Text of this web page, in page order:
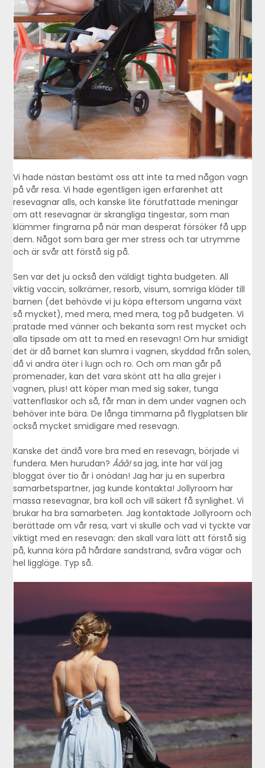
Vi hade nästan bestämt oss att inte ta med någon vagn
på vår resa. Vi hade egentligen igen erfarenhet att
resevagnar alls, och kanske lite förutfattade meningar
om att resevagnar är skrangliga tingestar, som man
klämmer fingrarna på när man desperat försöker få upp
dem. Något som bara ger mer stress och tar utrymme
och är svår att förstå sig på.
Sen var det ju också den väldigt tighta budgeten. All
viktig vaccin, solkrämer, resorb, visum, somriga kläder till
barnen (det behövde vi ju köpa eftersom ungarna växt
så mycket), med mera, med mera, tog på budgeten. Vi
pratade med vänner och bekanta som rest mycket och
alla tipsade om att ta med en resevagn! Om hur smidigt
det är då barnet kan slumra i vagnen, skyddad från solen,
då vi andra äter i lugn och ro. Och om man går på
promenader, kan det vara skönt att ha alla grejer i
vagnen, plus! att köper man med sig saker, tunga
vattenflaskor och så, får man in dem under vagnen och
behöver inte bära. De långa timmarna på flygplatsen blir
också mycket smidigare med resevagn.
Kanske det ändå vore bra med en resevagn, började vi
fundera. Men hurudan?Ååå!sa jag, inte har väl jag
bloggat över tio år i onödan! Jag har ju en superbra
samarbetspartner, jag kunde kontakta! Jollyroom har
massa resevagnar, bra koll och vill säkert få synlighet. Vi
brukar ha bra samarbeten. Jag kontaktade Jollyroom och
berättade om vår resa, vart vi skulle och vad vi tyckte var
viktigt med en resevagn: den skall vara lätt att förstå sig
på, kunna köra på hårdare sandstrand, svåra vägar och
hel liggläge. Typ så.